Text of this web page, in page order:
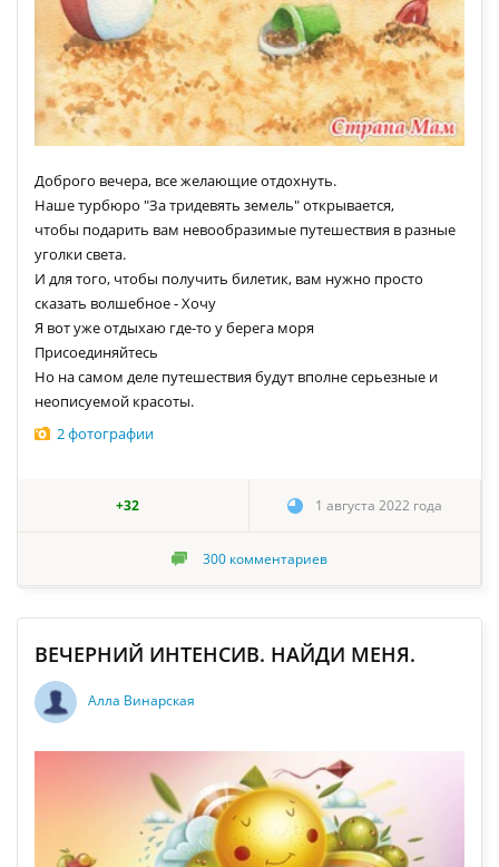
Доброго вечера, все желающие отдохнуть.
Наше турбюро "За тридевять земель" открывается,
чтобы подарить вам невообразимые путешествия в разные
уголки света.
И для того, чтобы получить билетик, вам нужно просто
сказать волшебное - Хочу
Я вот уже отдыхаю где-то у берега моря
Присоединяйтесь
Но на самом деле путешествия будут вполне серьезные и
неописуемой красоты.
2 фотографии
+32 1 августа 2022 года
300 комментариев
ВЕЧЕРНИЙ ИНТЕНСИВ. НАЙДИ МЕНЯ.
Алла Винарская